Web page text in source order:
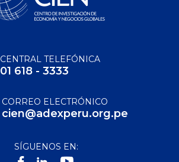
CENTRAL TELEFÓNICA
01 618 - 3333
CORREO ELECTRÓNICO
cien@adexperu.org.pe
SÍGUENOS EN: